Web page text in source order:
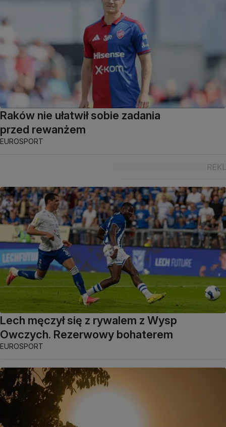
Raków nie ułatwił sobie zadania
przed rewanżem
EUROSPORT
Lech męczył się z rywalem z Wysp
Owczych. Rezerwowy bohaterem
EUROSPORT